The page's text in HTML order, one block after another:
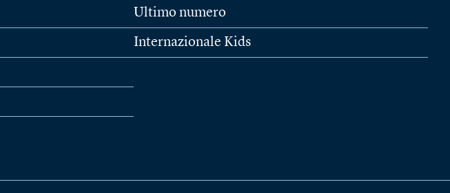
Ultimo numero
Internazionale Kids